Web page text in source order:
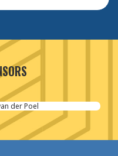
der Poel